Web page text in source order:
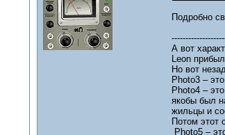
Подробно
А вот
Leon
Но вот
Photo3 –
Photo4 –
якобы был
жильцы и
Потом этот
Photo5 –